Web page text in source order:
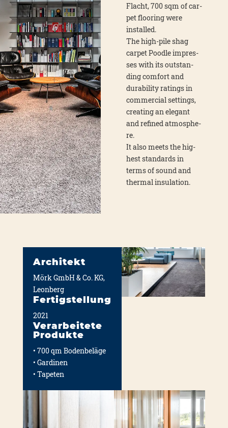
Flacht, 700 sqm of car­
pet flo­o­ring were
instal­led.
The high-pile shag
car­pet Pood­le impres­
ses with its out­stan­
ding com­fort and
dura­bi­li­ty ratings in
com­mer­cial set­tings,
crea­ting an ele­gant
and refi­ned atmo­sphe­
re.
It also meets the hig­
hest stan­dards in
terms of sound and
ther­mal insu­la­ti­on.
Architekt
Mörk GmbH & Co. KG,
Leon­berg
Fertigstellung
2021
Verarbeitete
Produkte
• 700 qm Boden­be­lä­ge
• Gar­di­nen
• Tape­ten